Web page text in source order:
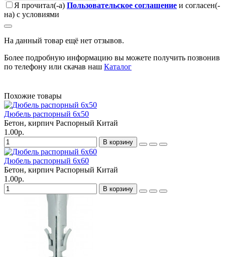
Я прочитал(-а) Пользовательское соглашение и согласен(-
на) с условиями
На данный товар ещё нет отзывов.
Более подробную информацию вы можете получить позвонив
по телефону или скачав наш Каталог
Похожие товары
Дюбель распорный 6х50
Бетон, кирпич Распорный Китай
1.00р.
В корзину
Дюбель распорный 6х60
Бетон, кирпич Распорный Китай
1.00р.
В корзину